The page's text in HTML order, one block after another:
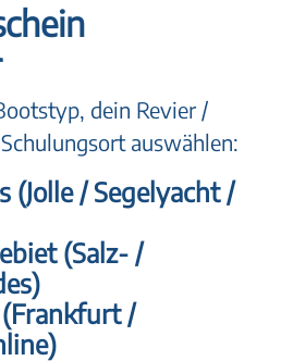
dein Revier /
auswählen:
(Jolle / Segelyacht /
(Salz- /
/